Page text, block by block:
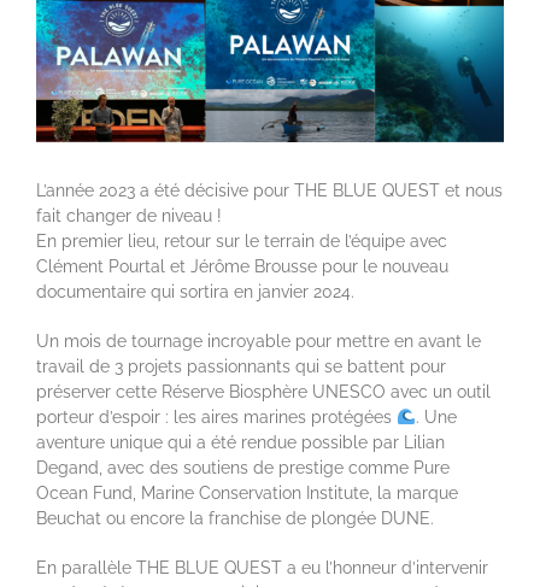
L’année 2023 a été décisive pour THE BLUE QUEST et nous
fait changer de niveau !
En premier lieu, retour sur le terrain de l’équipe avec
Clément Pourtal et Jérôme Brousse pour le nouveau
documentaire qui sortira en janvier 2024.
Un mois de tournage incroyable pour mettre en avant le
travail de 3 projets passionnants qui se battent pour
préserver cette Réserve Biosphère UNESCO avec un outil
porteur d’espoir : les aires marines protégées
. Une
aventure unique qui a été rendue possible par Lilian
Degand, avec des soutiens de prestige comme Pure
Ocean Fund, Marine Conservation Institute, la marque
Beuchat ou encore la franchise de plongée DUNE.
En parallèle THE BLUE QUEST a eu l’honneur d’intervenir